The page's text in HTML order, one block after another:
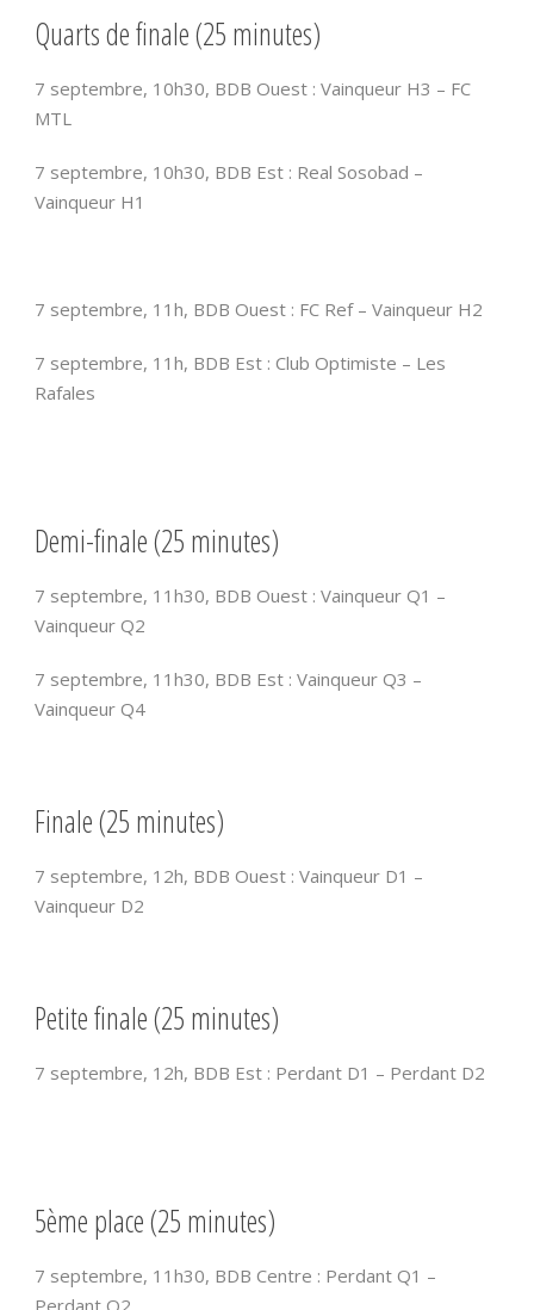
Quarts de finale (25 minutes)
7 septembre, 10h30, BDB Ouest : Vainqueur H3 – FC
MTL
7 septembre, 10h30, BDB Est : Real Sosobad –
Vainqueur H1
7 septembre, 11h, BDB Ouest : FC Ref – Vainqueur H2
7 septembre, 11h, BDB Est : Club Optimiste – Les
Rafales
Demi-finale (25 minutes)
7 septembre, 11h30, BDB Ouest : Vainqueur Q1 –
Vainqueur Q2
7 septembre, 11h30, BDB Est : Vainqueur Q3 –
Vainqueur Q4
Finale (25 minutes)
7 septembre, 12h, BDB Ouest : Vainqueur D1 –
Vainqueur D2
Petite finale (25 minutes)
7 septembre, 12h, BDB Est : Perdant D1 – Perdant D2
5ème place (25 minutes)
7 septembre, 11h30, BDB Centre : Perdant Q1 –
Perdant Q2